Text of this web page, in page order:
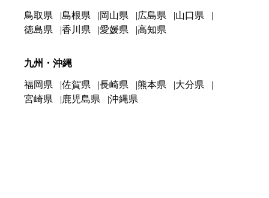
鳥取県 島根県 岡山県 広島県
山口県
徳島県
香川県 愛媛県 高知県
九州・沖縄
福岡県 佐賀県 長崎県 熊本県
大分県
宮崎県
鹿児島県 沖縄県